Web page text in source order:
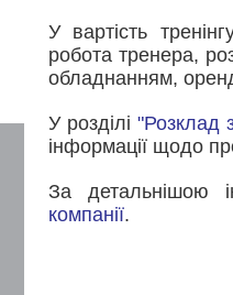
У вартість
робота тренера,
обладнанням,
У розділі "Розклад
інформації щодо
За детальнішою
компанії.